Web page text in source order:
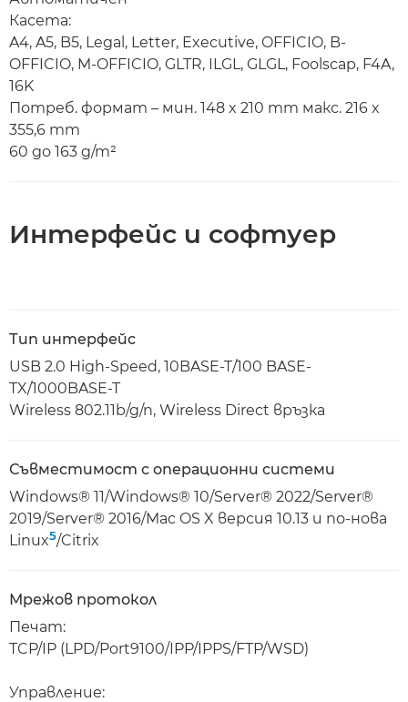
Касета:
A4, A5, B5, Legal, Letter, Executive, OFFICIO, B-
OFFICIO, M-OFFICIO, GLTR, ILGL, GLGL, Foolscap, F4A,
16K
Потреб. формат – мин. 148 x 210 mm макс. 216 x
355,6 mm
60 до 163 g/m²
Интерфейс и софтуер
Тип интерфейс
USB 2.0 High-Speed, 10BASE-T/100 BASE-
TX/1000BASE-T
Wireless 802.11b/g/n, Wireless Direct връзка
Съвместимост с операционни системи
Windows® 11/Windows® 10/Server® 2022/Server®
2019/Server® 2016/Mac OS X версия 10.13 и по-нова
Linux5/Citrix
Мрежов протокол
Печат:
TCP/IP (LPD/Port9100/IPP/IPPS/FTP/WSD)
Управление: